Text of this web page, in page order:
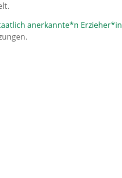
anerkannte*n Erzieher*in